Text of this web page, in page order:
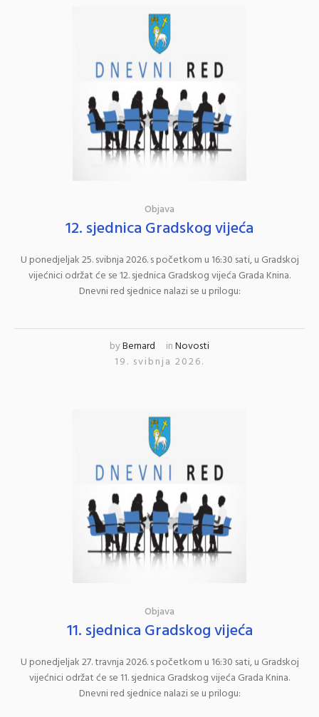
Objava
12. sjednica Gradskog vijeća
U ponedjeljak 25. svibnja 2026. s početkom u 16:30 sati, u Gradskoj
vijećnici održat će se 12. sjednica Gradskog vijeća Grada Knina.
Dnevni red sjednice nalazi se u prilogu:
byBernard inNovosti
19. svibnja 2026.
Objava
11. sjednica Gradskog vijeća
U ponedjeljak 27. travnja 2026. s početkom u 16:30 sati, u Gradskoj
vijećnici održat će se 11. sjednica Gradskog vijeća Grada Knina.
Dnevni red sjednice nalazi se u prilogu: